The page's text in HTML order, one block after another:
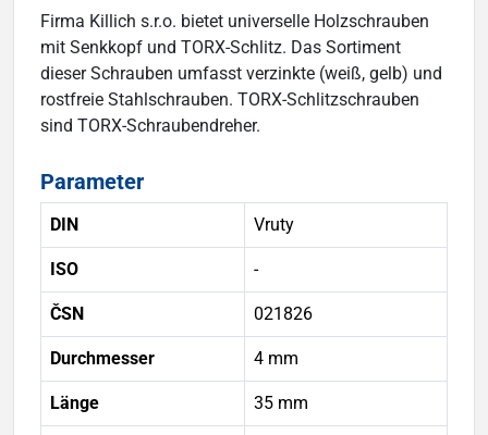
Firma Killich s.r.o. bietet universelle Holzschrauben
mit Senkkopf und TORX-Schlitz. Das Sortiment
dieser Schrauben umfasst verzinkte (weiß, gelb) und
rostfreie Stahlschrauben. TORX-Schlitzschrauben
sind TORX-Schraubendreher.
Parameter
DIN Vruty
ISO -
ČSN 021826
Durchmesser 4 mm
Länge 35 mm